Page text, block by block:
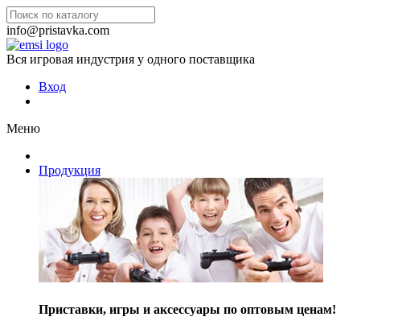
info@pristavka.com
Вся игровая индустрия у одного поставщика
Вход
Меню
Продукция
Приставки, игры и аксессуары по оптовым ценам!